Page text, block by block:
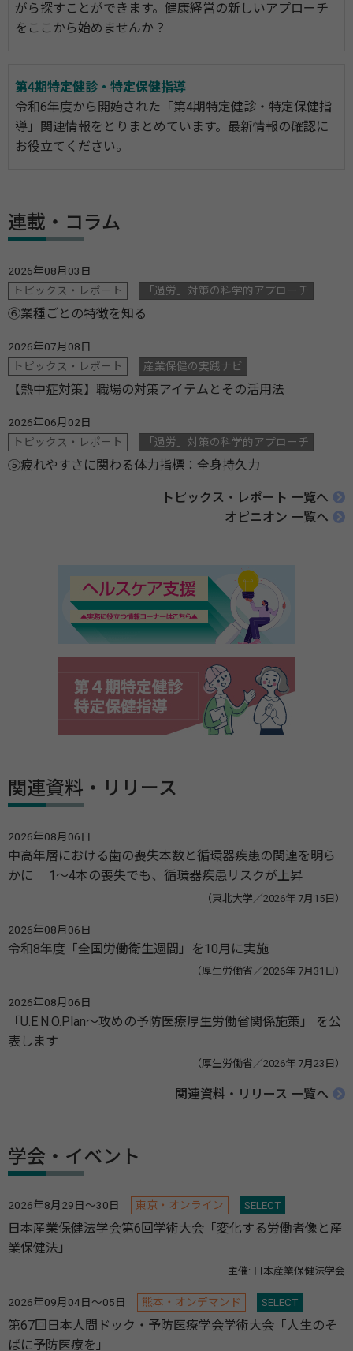
がら探すことができます。健康経営の新しいアプローチ
をここから始めませんか？
第4期特定健診・特定保健指導
令和6年度から開始された「第4期特定健診・特定保健指
導」関連情報をとりまとめています。最新情報の確認に
お役立てください。
連載・コラム
2026年08月03日
トピックス・レポート
「過労」対策の科学的アプローチ
⑥業種ごとの特徴を知る
2026年07月08日
トピックス・レポート
産業保健の実践ナビ
【熱中症対策】職場の対策アイテムとその活用法
2026年06月02日
トピックス・レポート
「過労」対策の科学的アプローチ
⑤疲れやすさに関わる体力指標：全身持久力
トピックス・レポート 一覧へ
オピニオン 一覧へ
関連資料・リリース
2026年08月06日
中高年層における歯の喪失本数と循環器疾患の関連を明ら
かに 1～4本の喪失でも、循環器疾患リスクが上昇
（東北大学／2026年 7月15日）
2026年08月06日
令和8年度「全国労働衛生週間」を10月に実施
（厚生労働省／2026年 7月31日）
2026年08月06日
「U.E.N.O.Plan～攻めの予防医療厚生労働省関係施策」 を公
表します
（厚生労働省／2026年 7月23日）
関連資料・リリース 一覧へ
学会・イベント
2026年8月29日～30日 東京・オンライン SELECT
日本産業保健法学会第6回学術大会「変化する労働者像と産
業保健法」
主催: 日本産業保健法学会
2026年09月04日～05日 熊本・オンデマンド SELECT
第67回日本人間ドック・予防医療学会学術大会「人生のそ
ばに予防医療を」